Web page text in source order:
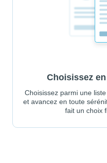
Choisissez
Choisissez parmi une
et avancez en toute
fait un choix